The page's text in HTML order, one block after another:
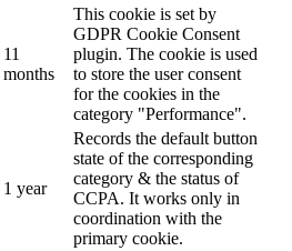
11
months
This cookie is set by
GDPR Cookie Consent
plugin. The cookie is used
to store the user consent
for the cookies in the
category "Performance".
1 year
Records the default button
state of the corresponding
category & the status of
CCPA. It works only in
coordination with the
primary cookie.